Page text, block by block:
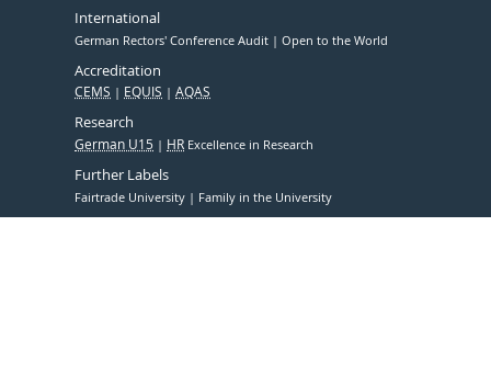
International
German Rectors' Conference Audit Open to the World
Accreditation
CEMS EQUIS AQAS
Research
German U15 HR Excellence in Research
Further Labels
Fairtrade University Family in the University